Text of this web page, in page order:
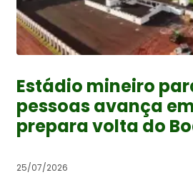
Estádio mineiro
pessoas avança
prepara volta do
25/07/2026